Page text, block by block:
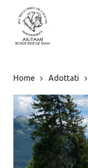
content
Home Adottati